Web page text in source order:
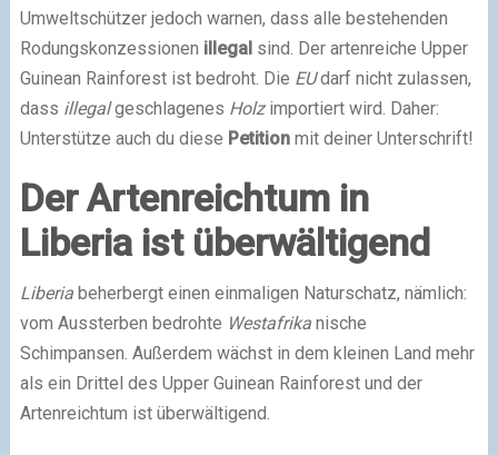
Umweltschützer jedoch warnen, dass alle bestehenden
Rodungskonzessionen illegal sind. Der artenreiche Upper
Guinean Rainforest ist bedroht. Die EUdarf nicht zulassen,
dass illegalgeschlagenes Holz importiert wird. Daher:
Unterstütze auch du diese Petition mit deiner Unterschrift!
Der Artenreichtum in
Liberia ist überwältigend
Liberia beherbergt einen einmaligen Naturschatz, nämlich:
vom Aussterben bedrohte Westafrikanische
Schimpansen. Außerdem wächst in dem kleinen Land mehr
als ein Drittel des Upper Guinean Rainforest und der
Artenreichtum ist überwältigend.